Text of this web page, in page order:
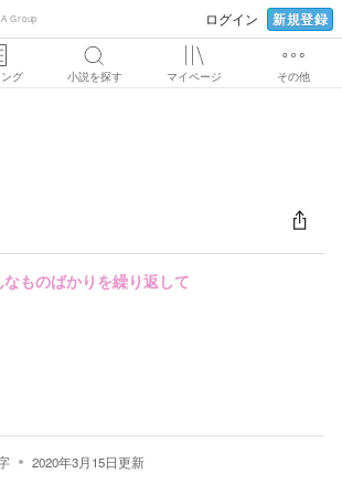
Group ログイン 新規登録
グ 小説を探す マイページ その他
ものばかりを繰り返して
2020年3月15日更新